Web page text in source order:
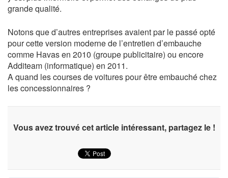
grande qualité.
Notons que d’autres entreprises avaient par le passé opté
pour cette version moderne de l’entretien d’embauche
comme Havas en 2010 (groupe publicitaire) ou encore
Additeam (informatique) en 2011.
A quand les courses de voitures pour être embauché chez
les concessionnaires ?
Vous avez trouvé cet article intéressant, partagez le !